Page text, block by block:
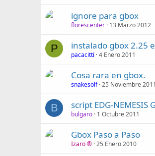
ignore para gbox
florescenter 13 Marzo 2012
P instalado gbox 2.25
pacacitti 4 Enero 2011
Cosa rara en gbox.
snakesolf 25 Noviembre 2011
B script EDG-NEMESIS
bulgaro 1 Octubre 2011
Gbox Paso a Paso
Izaro ® 25 Enero 2010